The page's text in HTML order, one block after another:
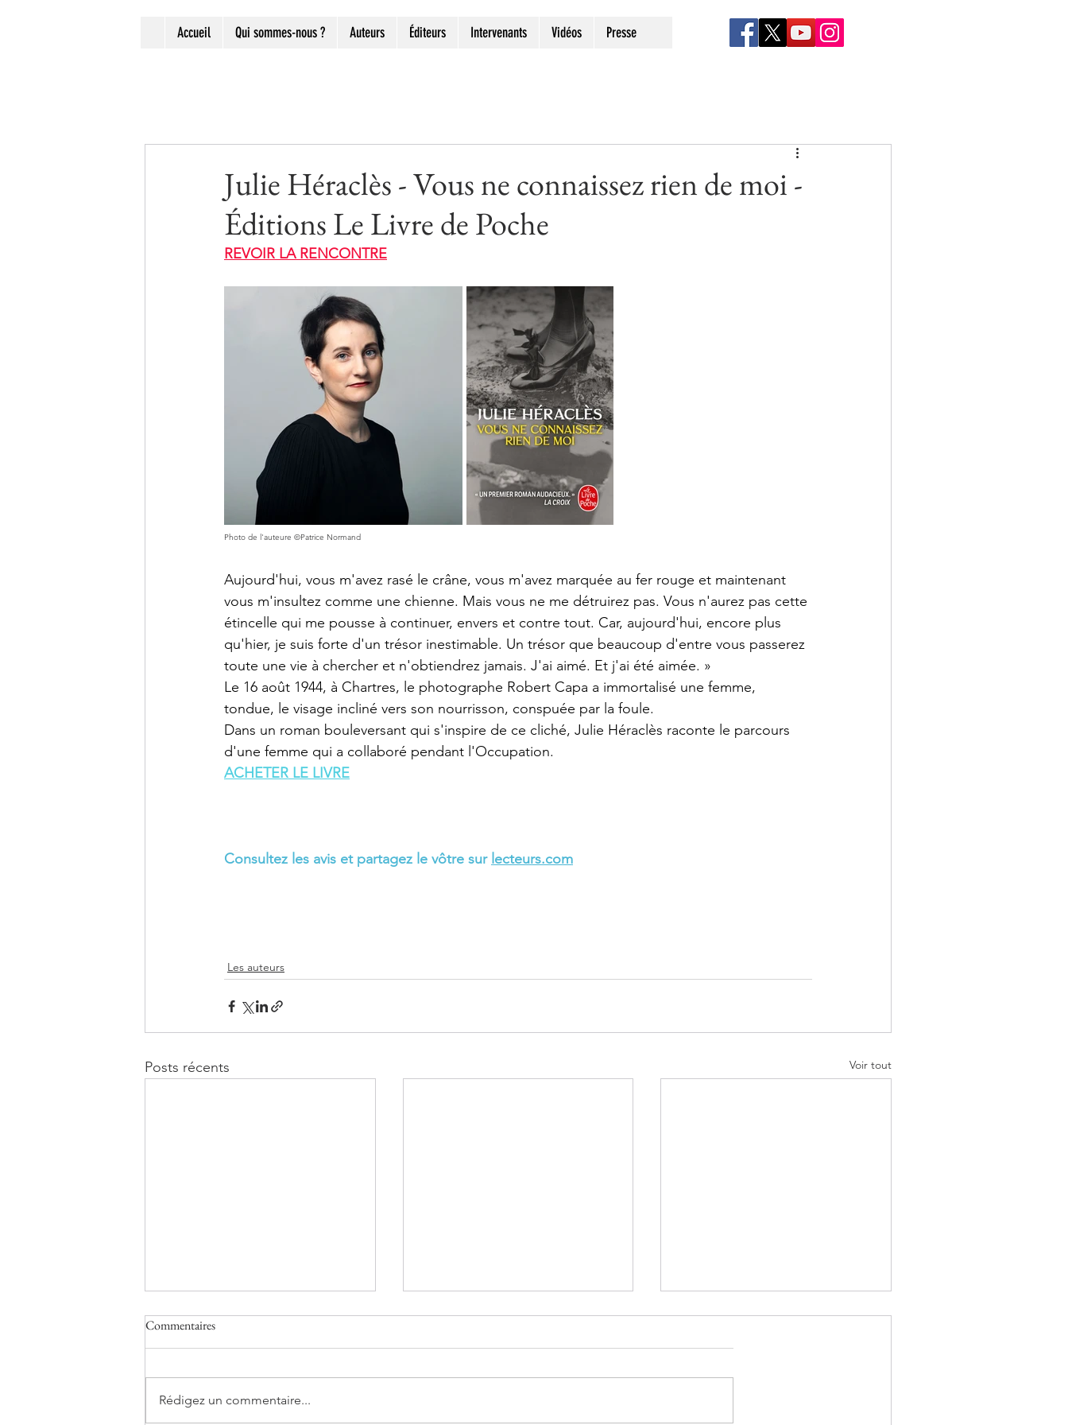
Accueil Qui sommes-nous ? Auteurs Éditeurs Intervenants Vidéos Presse
Julie Héraclès - Vous ne connaissez rien de moi -
Éditions Le Livre de Poche
REVOIR LA RENCONTRE
Photo de l'auteure ©Patrice Normand
Aujourd'hui, vous m'avez rasé le crâne, vous m'avez marquée au fer rouge et maintenant
vous m'insultez comme une chienne. Mais vous ne me détruirez pas. Vous n'aurez pas cette
étincelle qui me pousse à continuer, envers et contre tout. Car, aujourd'hui, encore plus
qu'hier, je suis forte d'un trésor inestimable. Un trésor que beaucoup d'entre vous passerez
toute une vie à chercher et n'obtiendrez jamais. J'ai aimé. Et j'ai été aimée. »
Le 16 août 1944, à Chartres, le photographe Robert Capa a immortalisé une femme,
tondue, le visage incliné vers son nourrisson, conspuée par la foule.
Dans un roman bouleversant qui s'inspire de ce cliché, Julie Héraclès raconte le parcours
d'une femme qui a collaboré pendant l'Occupation.
ACHETER LE LIVRE
Consultez les avis et partagez le vôtre sur lecteurs.com
Les auteurs
Posts récents Voir tout
Commentaires
Rédigez un commentaire...